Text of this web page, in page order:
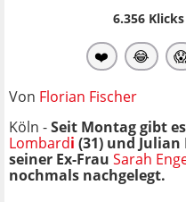
6.356Klicks
❤️ 😂
Von Florian Fischer
Köln -Seit Montag gibt
Lombardi (31) und Julian
seiner Ex-Frau Sarah
nochmals nachgelegt.